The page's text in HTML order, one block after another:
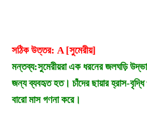
সঠিক উত্তর: A [সুমেরীয়]
মন্তব্য:সুমেরীয়রা এক ধরনের জলঘড়ি
জন্য ব্যবহৃত হত। চাঁদের ছায়ার হ্রাস-বৃদ্ধি
বারো মাস গণনা করে।